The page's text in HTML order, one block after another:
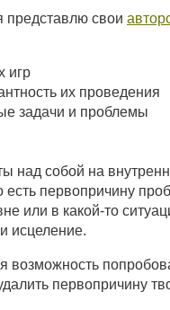
представлю свои
игр
их проведения
задачи и проблемы
над собой на
есть первопричину
или в какой-то
исцеление.
возможность
первопричину